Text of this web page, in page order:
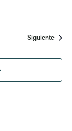
Siguiente